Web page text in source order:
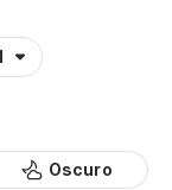
Oscuro